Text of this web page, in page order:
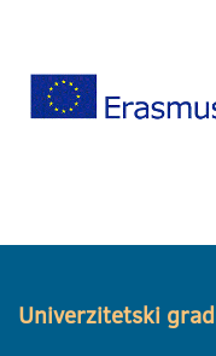
Univerzitetski grad